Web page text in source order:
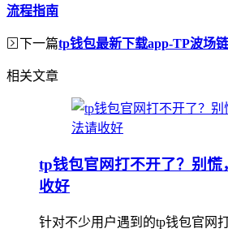
流程指南
下一篇tp钱包最新下载app-TP波场
相关文章
tp钱包官网打不开了？别慌
收好
针对不少用户遇到的tp钱包官网